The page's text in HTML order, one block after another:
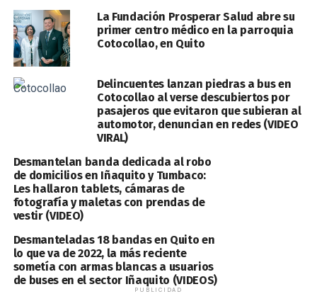
La Fundación Prosperar Salud abre su
primer centro médico en la parroquia
Cotocollao, en Quito
Delincuentes lanzan piedras a bus en
Cotocollao al verse descubiertos por
pasajeros que evitaron que subieran al
automotor, denuncian en redes (VIDEO
VIRAL)
Desmantelan banda dedicada al robo
de domicilios en Iñaquito y Tumbaco:
Les hallaron tablets, cámaras de
fotografía y maletas con prendas de
vestir (VIDEO)
Desmanteladas 18 bandas en Quito en
lo que va de 2022, la más reciente
sometía con armas blancas a usuarios
de buses en el sector Iñaquito (VIDEOS)
PUBLICIDAD